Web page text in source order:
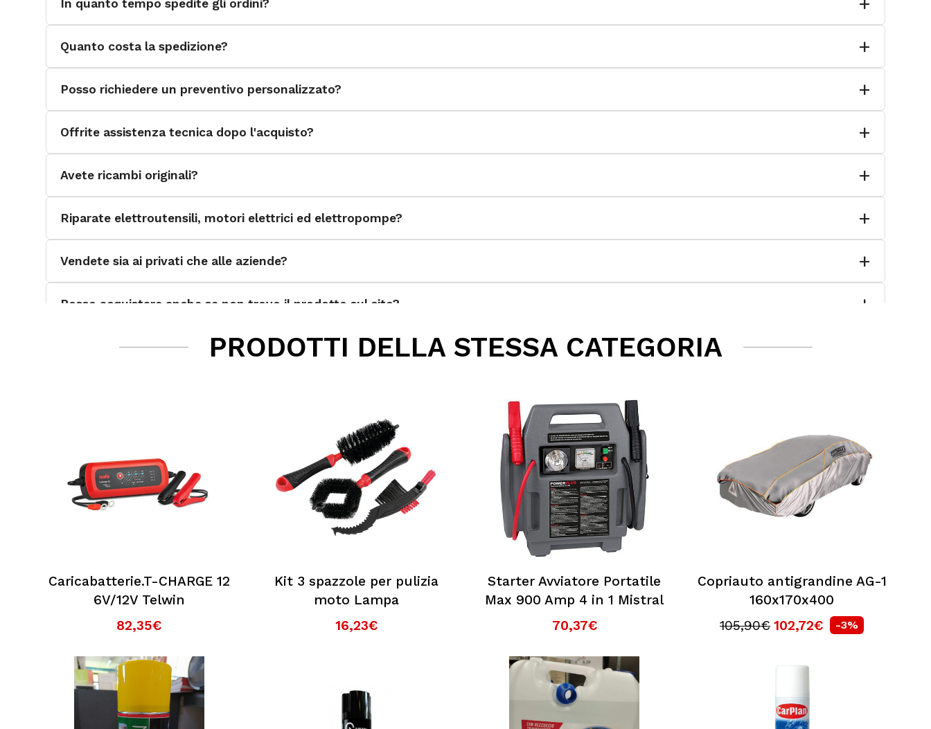
In quanto tempo spedite gli ordini?
Quanto costa la spedizione?
Posso richiedere un preventivo personalizzato?
Offrite assistenza tecnica dopo l'acquisto?
Avete ricambi originali?
Riparate elettroutensili, motori elettrici ed elettropompe?
Vendete sia ai privati che alle aziende?
Posso acquistare anche se non trovo il prodotto sul sito?
Quali categorie di prodotti trattate?
Posso contattarvi prima dell'acquisto?
Perché scegliere Elettromeccanica Calzolari?
PRODOTTI DELLA STESSA CATEGORIA
Caricabatterie.T-CHARGE 12
6V/12V Telwin
82,35€
Kit 3 spazzole per pulizia
moto Lampa
16,23€
Starter Avviatore Portatile
Max 900 Amp 4 in 1 Mistral
70,37€
Copriauto antigrandine AG-1
160x170x400
105,90€ 102,72€ -3%